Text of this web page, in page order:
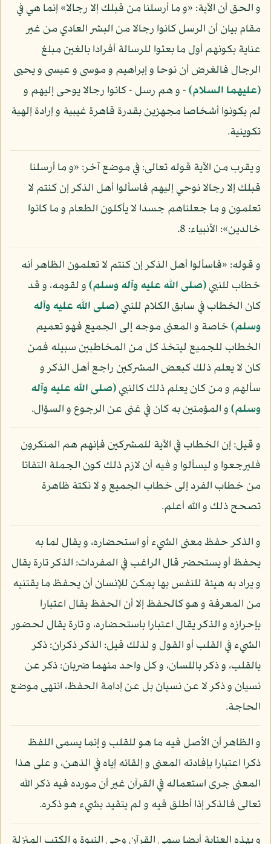
و الحق أن الآية: «و ما أرسلنا من قبلك إلا رجالا» إنما هي في
مقام بيان أن الرسل كانوا رجالا من البشر العادي من غير
عناية بكونهم أول ما بعثوا للرسالة أفرادا بالغين مبلغ
الرجال فالغرض أن نوحا و إبراهيم و موسى و عيسى و يحيى
(عليهما السلام)- و هم رسل - كانوا رجالا يوحى إليهم و
لم يكونوا أشخاصا مجهزين بقدرة قاهرة غيبية و إرادة إلهية
تكوينية.
و يقرب من الآية قوله تعالى: في موضع آخر: «و ما أرسلنا
قبلك إلا رجالا نوحي إليهم فاسألوا أهل الذكر إن كنتم لا
تعلمون و ما جعلناهم جسدا لا يأكلون الطعام و ما كانوا
خالدين»: الأنبياء: 8.
و قوله: «فاسألوا أهل الذكر إن كنتم لا تعلمون الظاهر أنه
خطاب للنبي(صلى الله عليه وآله وسلم)و لقومه، و قد
كان الخطاب في سابق الكلام للنبي(صلى الله عليه وآله
وسلم)خاصة و المعنى موجه إلى الجميع فهو تعميم
الخطاب للجميع ليتخذ كل من المخاطبين سبيله فمن
كان لا يعلم ذلك كبعض المشركين راجع أهل الذكر و
سألهم و من كان يعلم ذلك كالنبي(صلى الله عليه وآله
وسلم)و المؤمنين به كان في غنى عن الرجوع و السؤال.
و قيل: إن الخطاب في الآية للمشركين فإنهم هم المنكرون
فليرجعوا و ليسألوا و فيه أن لازم ذلك كون الجملة التفاتا
من خطاب الفرد إلى خطاب الجميع و لا نكتة ظاهرة
تصحح ذلك و الله أعلم.
و الذكر حفظ معنى الشيء أو استحضاره، و يقال لما به
يحفظ أو يستحضر قال الراغب في المفردات: الذكر تارة يقال
و يراد به هيئة للنفس بها يمكن للإنسان أن يحفظ ما يقتنيه
من المعرفة و هو كالحفظ إلا أن الحفظ يقال اعتبارا
بإحرازه و الذكر يقال اعتبارا باستحضاره، و تارة يقال لحضور
الشيء في القلب أو القول و لذلك قيل: الذكر ذكران: ذكر
بالقلب، و ذكر باللسان، و كل واحد منهما ضربان: ذكر عن
نسيان و ذكر لا عن نسيان بل عن إدامة الحفظ، انتهى موضع
الحاجة.
و الظاهر أن الأصل فيه ما هو للقلب و إنما يسمى اللفظ
ذكرا اعتبارا بإفادته المعنى و إلقائه إياه في الذهن، و على هذا
المعنى جرى استعماله في القرآن غير أن مورده فيه ذكر الله
تعالى فالذكر إذا أطلق فيه و لم يتقيد بشيء هو ذكره.
و بهذه العناية أيضا سمي القرآن وحي النبوة و الكتب المنزلة